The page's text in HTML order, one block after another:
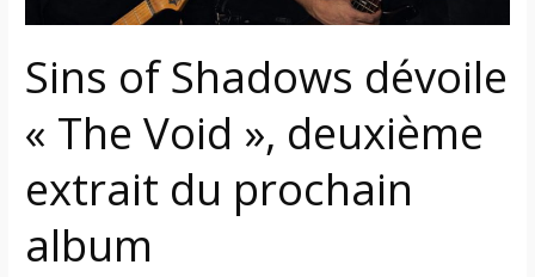
Sins of Shadows dévoile
« The Void », deuxième
extrait du prochain
album
album